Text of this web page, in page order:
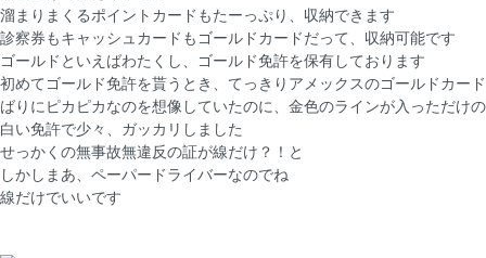
溜まりまくるポイントカードもたーっぷり、収納できます
診察券もキャッシュカードもゴールドカードだって、収納可能です
ゴールドといえばわたくし、ゴールド免許を保有しております
初めてゴールド免許を貰うとき、てっきりアメックスのゴールドカード
ばりにピカピカなのを想像していたのに、金色のラインが入っただけの
白い免許で少々、ガッカリしました
せっかくの無事故無違反の証が線だけ？！と
しかしまあ、ペーパードライバーなのでね
線だけでいいです